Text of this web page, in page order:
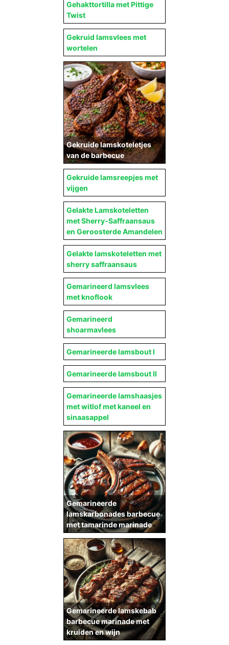
Gehakttortilla met Pittige
Twist
Gekruid lamsvlees met
wortelen
Gekruide lamskoteletjes
van de barbecue
Gekruide lamsreepjes met
vijgen
Gelakte lamskoteletten met
sherry saffraansaus
Gelakte Lamskoteletten
met Sherry-Saffraansaus
en Geroosterde Amandelen
Gemarineerd lamsvlees
met knoflook
Gemarineerd
shoarmavlees
Gemarineerde lamsbout I
Gemarineerde lamsbout II
Gemarineerde lamshaasjes
met witlof met kaneel en
sinaasappel
Gemarineerde
lamskarbonades barbecue
met tamarinde marinade
Gemarineerde lamskebab
barbecue marinade met
kruiden en wijn